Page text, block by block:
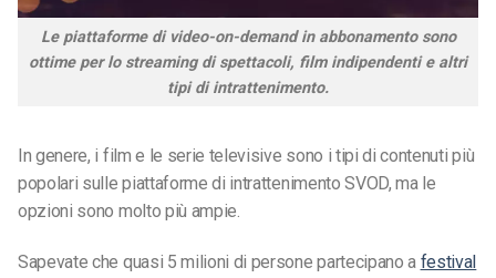
Le piattaforme di video-on-demand in abbonamento sono
ottime per lo streaming di spettacoli, film indipendenti e altri
tipi di intrattenimento.
In genere, i film e le serie televisive sono i tipi di contenuti più
popolari sulle piattaforme di intrattenimento SVOD, ma le
opzioni sono molto più ampie.
Sapevate che quasi 5 milioni di persone partecipano a festival